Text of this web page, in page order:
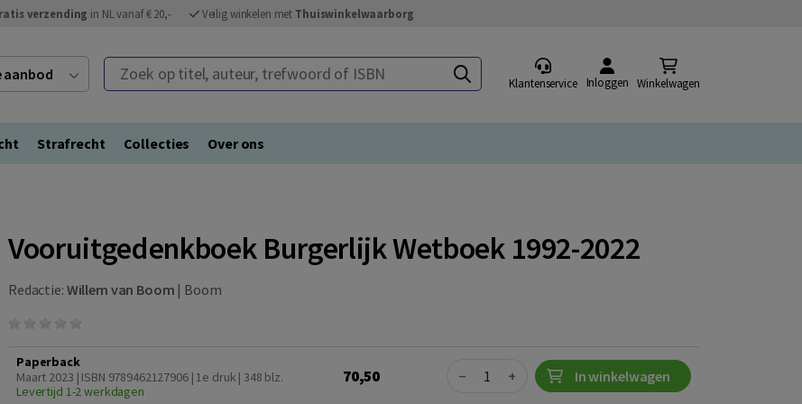
verzending in NL vanaf € 20,- Veilig winkelen met Thuiswinkelwaarborg
aanbod Zoek op titel, auteur, trefwoord of ISBN
Klantenservice Inloggen Winkelwagen
Strafrecht Collecties Over ons
Vooruitgedenkboek Burgerlijk Wetboek 1992-2022
Redactie: Willem van Boom | Boom
Paperback
Maart 2023 | ISBN 9789462127906 | 1e druk | 348 blz.
Levertijd 1-2 werkdagen
70,50 Quantity
− + In winkelwagen